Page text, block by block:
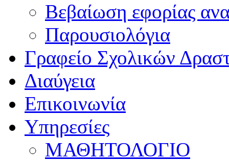
Βεβαίωση εφορίας
Παρουσιολόγια
Γραφείο Σχολικών
Διαύγεια
Επικοινωνία
Υπηρεσίες
ΜΑΘΗΤΟΛΟΓΙΟ